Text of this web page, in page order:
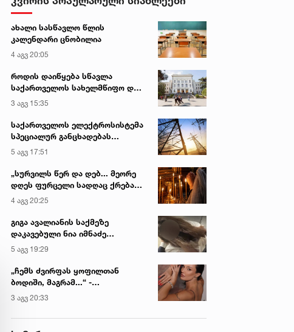
ახალი სასწავლო წლის
კალენდარი ცნობილია
4 აგვ 20:05
როდის დაიწყება სწავლა
საქართველოს სახელმწიფო და
კერძო უნივერსიტეტებში
3 აგვ 15:35
საქართველოს ელექტროსისტემა
სპეციალურ განცხადებას
ავრცელებს
5 აგვ 17:51
„სურვილს წერ და დებ... მეორე
დღეს ფურცელი სადღაც ქრება
და სურვილი სრულდება...“ -
სასწაულმოქმედი ტაძარი შიდა
ქართლში
4 აგვ 20:25
გიგა ავალიანის საქმეზე
დაკავებული ნია იმნაძე
კლინიკაში გადაჰყავთ
5 აგვ 19:29
„ჩემს ძვირფას ყოფილთან
ბოდიში, მაგრამ...“ -
ალექსანდრა პაიჭაძის
გულწრფელი აღიარება
3 აგვ 20:33